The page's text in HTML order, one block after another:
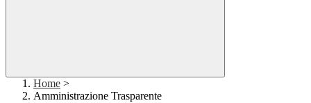
Home >
Amministrazione Trasparente